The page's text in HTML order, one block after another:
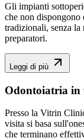
Gli impianti
che non
tradizionali, senza la
preparatori.
Leggi di più
Odontoiatria in
Presso la Vitrin
visita si basa
che terminano